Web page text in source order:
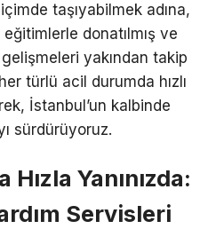
taşıyabilmek adına,
donatılmış ve
yakından takip
türlü acil durumda hızlı
İstanbul’un kalbinde
sürdürüyoruz.
Yanınızda:
Servisleri